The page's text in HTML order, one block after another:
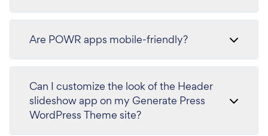
Are POWR apps mobile-friendly?
Can I customize the look of the Header
slideshow app on my Generate Press
WordPress Theme site?